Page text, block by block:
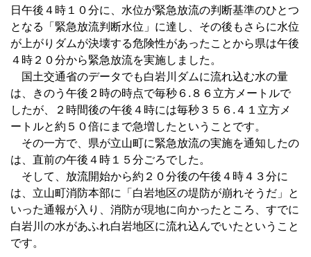
日午後４時１０分に、水位が緊急放流の判断基準のひとつ
となる「緊急放流判断水位」に達し、その後もさらに水位
が上がりダムが決壊する危険性があったことから県は午後
４時２０分から緊急放流を実施しました。
国土交通省のデータでも白岩川ダムに流れ込む水の量
は、きのう午後２時の時点で毎秒６.８６立方メートルで
したが、２時間後の午後４時には毎秒３５６.４１立方メ
ートルと約５０倍にまで急増したということです。
その一方で、県が立山町に緊急放流の実施を通知したの
は、直前の午後４時１５分ごろでした。
そして、放流開始から約２０分後の午後４時４３分に
は、立山町消防本部に「白岩地区の堤防が崩れそうだ」と
いった通報が入り、消防が現地に向かったところ、すでに
白岩川の水があふれ白岩地区に流れ込んでいたということ
です。